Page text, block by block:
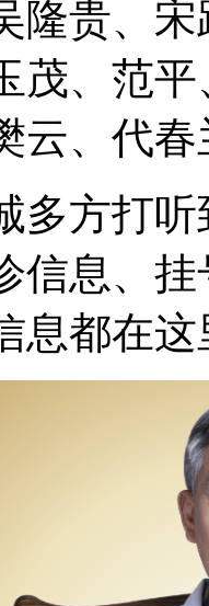
隆贵、
茂、范
云、代
方打听
信息、
息都在这